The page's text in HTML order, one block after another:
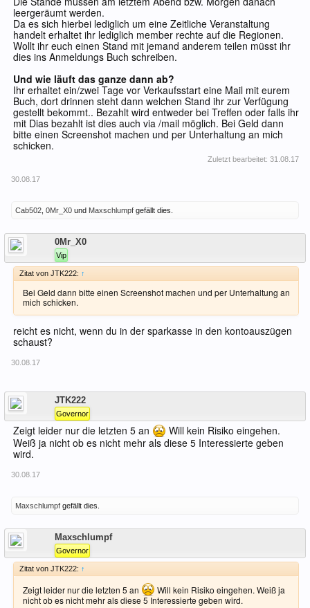
leergeräumt werden.
Da es sich hierbei lediglich um eine Zeitliche Veranstaltung
handelt erhaltet ihr lediglich member rechte auf die Regionen.
Wollt ihr euch einen Stand mit jemand anderem teilen müsst ihr
dies ins Anmeldungs Buch schreiben.
Und wie läuft das ganze dann ab?
Ihr erhaltet ein/zwei Tage vor Verkaufsstart eine Mail mit eurem
Buch, dort drinnen steht dann welchen Stand ihr zur Verfügung
gestellt bekommt.. Bezahlt wird entweder bei Treffen oder falls ihr
mit Dias bezahlt ist dies auch via /mail möglich. Bei Geld dann
bitte einen Screenshot machen und per Unterhaltung an mich
schicken.
Zuletzt bearbeitet: 31.08.17
30.08.17
Cab502 0Mr_X0 und Maxschlumpf gefällt dies.
0Mr_X0
Vip
Zitat von JTK222: ↑
Bei Geld dann bitte einen Screenshot machen und per Unterhaltung an
mich schicken.
reicht es nicht, wenn du in der sparkasse in den kontoauszügen
schaust?
30.08.17
JTK222
Governor
Zeigt leider nur die letzten 5 an
Will kein Risiko eingehen.
Weiß ja nicht ob es nicht mehr als diese 5 Interessierte geben
wird.
30.08.17
Maxschlumpf gefällt dies.
Maxschlumpf
Governor
Zitat von JTK222: ↑
Zeigt leider nur die letzten 5 an
Will kein Risiko eingehen. Weiß ja
nicht ob es nicht mehr als diese 5 Interessierte geben wird.